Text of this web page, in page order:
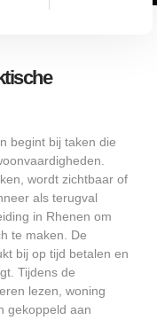
begint bij taken die
wordt zichtbaar of
als terugval
in Rhenen om
te maken. De
bij op tijd betalen en
Tijdens de
lezen, woning
gekoppeld aan